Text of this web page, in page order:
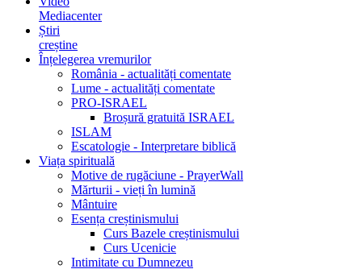
Mediacenter
Știri
creștine
Înțelegerea vremurilor
România - actualități comentate
Lume - actualități comentate
PRO-ISRAEL
Broșură gratuită ISRAEL
ISLAM
Escatologie - Interpretare biblică
Viața spirituală
Motive de rugăciune - PrayerWall
Mărturii - vieți în lumină
Mântuire
Esența creștinismului
Curs Bazele creștinismului
Curs Ucenicie
Intimitate cu Dumnezeu